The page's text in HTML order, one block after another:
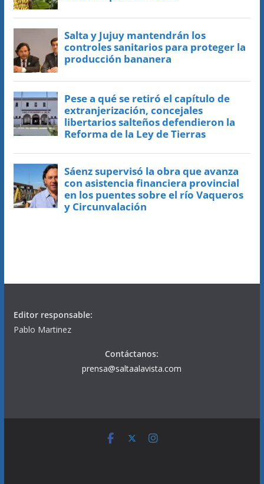
Editor responsable:
Pablo Martinez
Contáctanos:
prensa@saltaalavista.com